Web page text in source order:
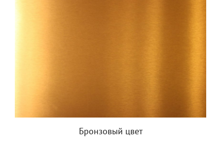
Бронзовый цвет